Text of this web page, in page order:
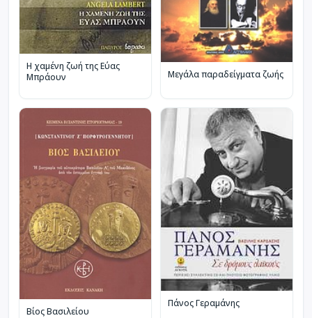
Η χαμένη ζωή της Εύας
Μπράουν
Μεγάλα παραδείγματα ζωής
Βίος Βασιλείου
Πάνος Γεραμάνης